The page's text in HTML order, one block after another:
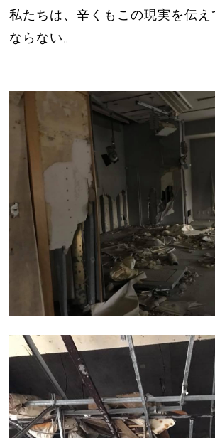
私たちは、辛くもこの現実を伝
ならない。